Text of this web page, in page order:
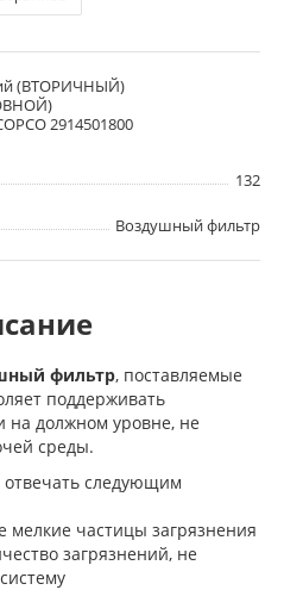
(ВТОРИЧНЫЙ)
2914501800
132
Воздушный фильтр
фильтр, поставляемые
поддерживать
на должном уровне, не
среды.
следующим
мелкие частицы загрязнения
загрязнений, не